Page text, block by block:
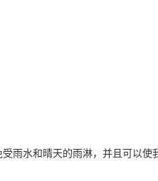
雨水和晴天的雨淋，并且可以使